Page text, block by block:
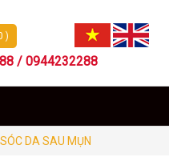
)
/ 0944232288
DA SAU MỤN